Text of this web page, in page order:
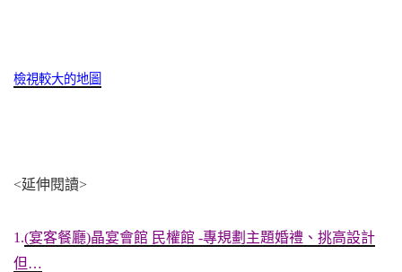
檢視較大的地圖
<延伸閱讀>
1.(宴客餐廳)晶宴會館 民權館 -專規劃主題婚禮、挑高設計
但…